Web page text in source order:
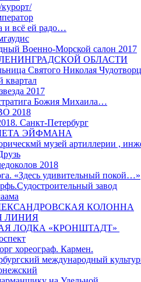
и всё ей радо…
Военно-Морской салон 2017
ОБЛАСТИ
Святого Николая
квартал
2017
Божия Михаила…
2018
Санкт-Петербург
ЭЙФМАНА
музей артиллерии ,
2018
«Здесь удивительный покой…»
завод
КОЛОННА
ЛИНИЯ
ЛОДКА «КРОНШТАДТ»
хореограф. Кармен.
международный